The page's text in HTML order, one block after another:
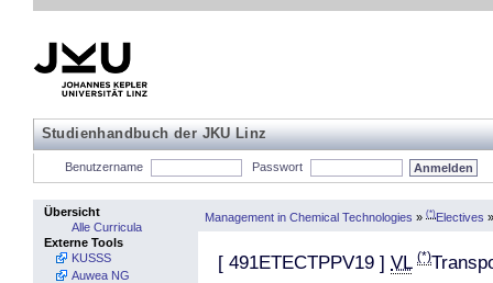
Studienhandbuch der JKU Linz
Benutzername Passwort
Übersicht
Alle Curricula
Externe Tools
KUSSS
Auwea NG
Management in Chemical Technologies » (*)Electives »
[ 491ETECTPPV19 ] VL (*)